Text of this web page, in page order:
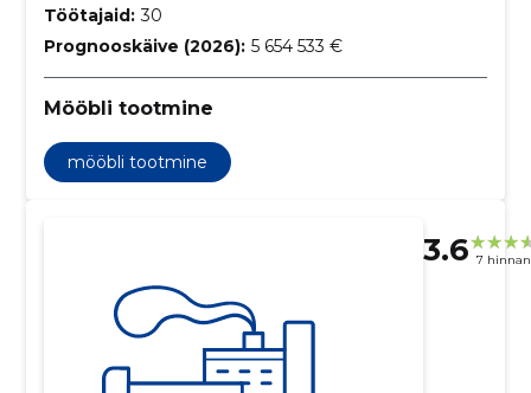
Töötajaid: 30
Prognooskäive (2026): 5 654 533 €
Mööbli tootmine
mööbli tootmine
3.6 7